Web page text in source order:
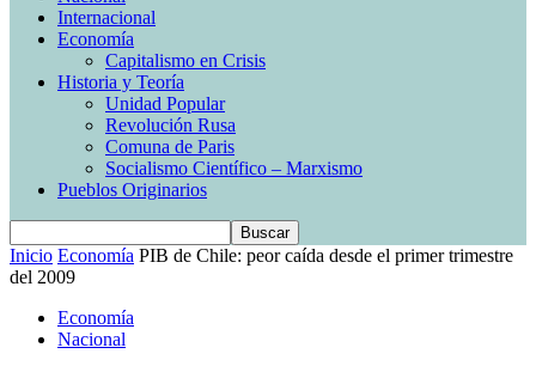
Internacional
Economía
Capitalismo en Crisis
Historia y Teoría
Unidad Popular
Revolución Rusa
Comuna de Paris
Socialismo Científico – Marxismo
Pueblos Originarios
Inicio Economía PIB de Chile: peor caída desde el primer trimestre
del 2009
Economía
Nacional